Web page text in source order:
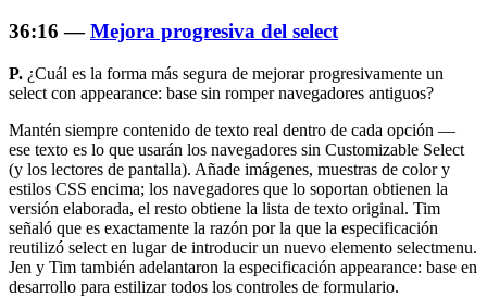
36:16 —Mejora progresiva del select
P. ¿Cuál es la forma más segura de mejorar progresivamente un
select con appearance: base sin romper navegadores antiguos?
Mantén siempre contenido de texto real dentro de cada opción —
ese texto es lo que usarán los navegadores sin Customizable Select
(y los lectores de pantalla). Añade imágenes, muestras de color y
estilos CSS encima; los navegadores que lo soportan obtienen la
versión elaborada, el resto obtiene la lista de texto original. Tim
señaló que es exactamente la razón por la que la especificación
reutilizó select en lugar de introducir un nuevo elemento selectmenu.
Jen y Tim también adelantaron la especificación appearance: base en
desarrollo para estilizar todos los controles de formulario.